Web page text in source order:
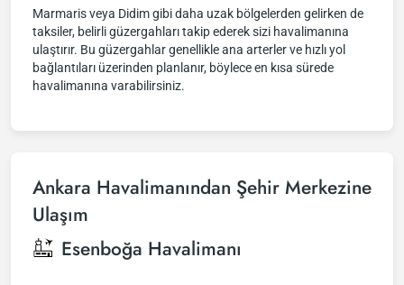
Marmaris veya Didim gibi daha uzak bölgelerden gelirken de
taksiler, belirli güzergahları takip ederek sizi havalimanına
ulaştırır. Bu güzergahlar genellikle ana arterler ve hızlı yol
bağlantıları üzerinden planlanır, böylece en kısa sürede
havalimanına varabilirsiniz.
Ankara Havalimanından Şehir Merkezine
Ulaşım
Esenboğa Havalimanı